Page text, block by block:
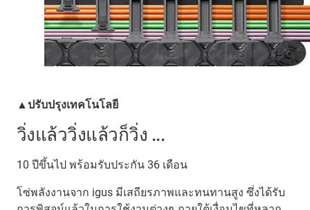
▲ปรับปรุงเทคโนโลยี
วิ่งแล้ววิ่งแล้วก็วิ่ง ...
10 ปีขึ้นไป พร้อมรับประกัน 36 เดือน
โซ่พลังงานจาก igus มีเสถียรภาพและทนทานสูง ซึ่งได้รับ